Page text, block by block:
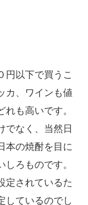
円以下で買うこ
カ、ワインも値
も高いです。
でなく、当然日
本の焼酎を目に
ろものです。
定されているた
しているのでし